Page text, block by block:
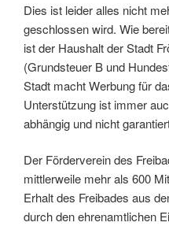
Dies ist leider alles nicht
geschlossen wird. Wie
ist der Haushalt der Stadt
(Grundsteuer B und
Stadt macht Werbung für
Unterstützung ist immer
abhängig und nicht
Der Förderverein des
mittlerweile mehr als 600
Erhalt des Freibades aus
durch den ehrenamtlichen